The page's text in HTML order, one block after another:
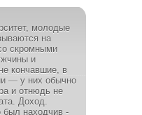
молодые
на
скромными
и
кончавшие, в
— у них обычно
и отнюдь не
Доход.
был находчив -